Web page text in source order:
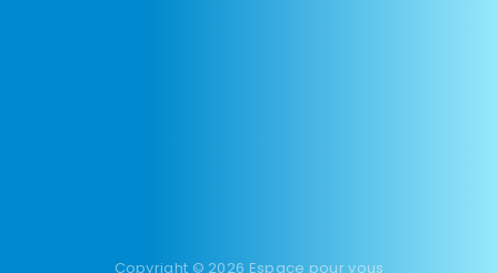
Copyright © 2026 Espace pour vous